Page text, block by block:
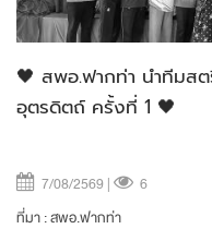
🖤 สพอ.ฟากท่า นำทีมส
อุตรดิตถ์ ครั้งที่ 1 🖤
7/08/2569 |
6
ที่มา :สพอ.ฟากท่า